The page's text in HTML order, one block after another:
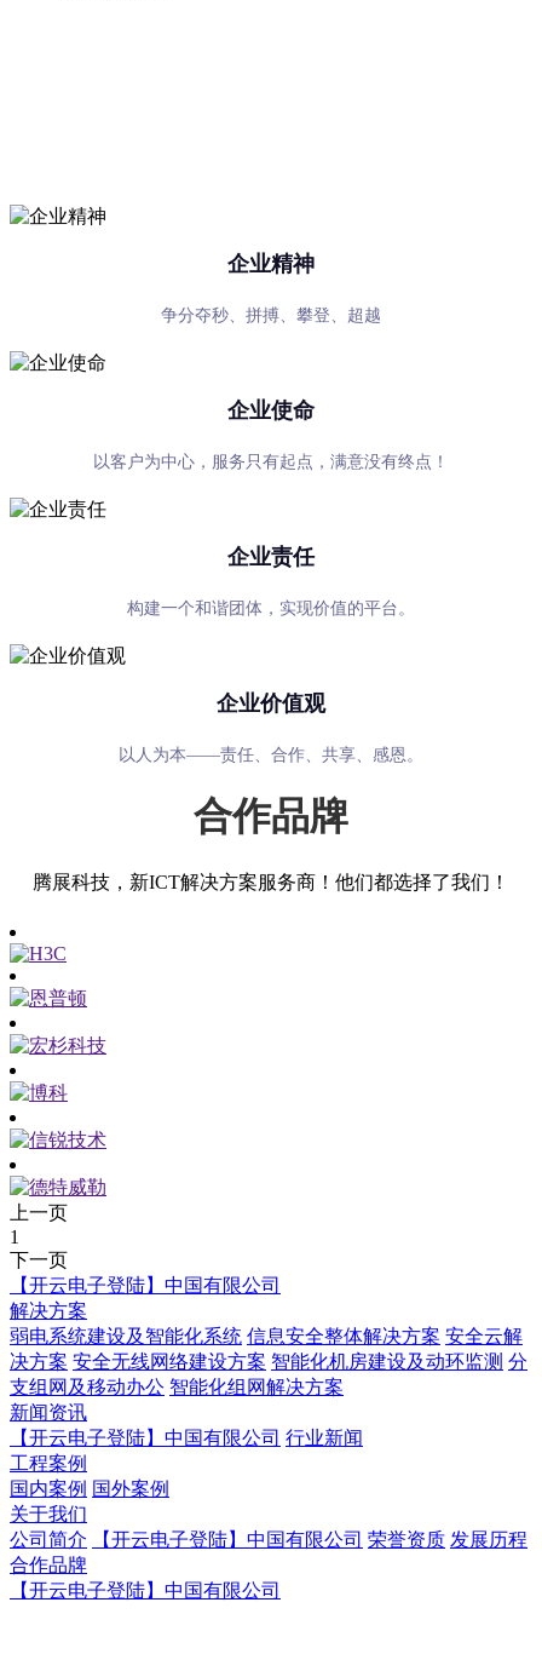
企业精神
争分夺秒、拼搏、攀登、超越
企业使命
以客户为中心，服务只有起点，满意没有终点！
企业责任
构建一个和谐团体，实现价值的平台。
企业价值观
以人为本——责任、合作、共享、感恩。
合作品牌
腾展科技，新ICT解决方案服务商！他们都选择了我们！
上一页
1
下一页
【开云电子登陆】中国有限公司
解决方案
弱电系统建设及智能化系统 信息安全整体解决方案 安全云解
决方案 安全无线网络建设方案 智能化机房建设及动环监测 分
支组网及移动办公 智能化组网解决方案
新闻资讯
【开云电子登陆】中国有限公司 行业新闻
工程案例
国内案例 国外案例
关于我们
公司简介
【开云电子登陆】中国有限公司 荣誉资质 发展历程
合作品牌
【开云电子登陆】中国有限公司